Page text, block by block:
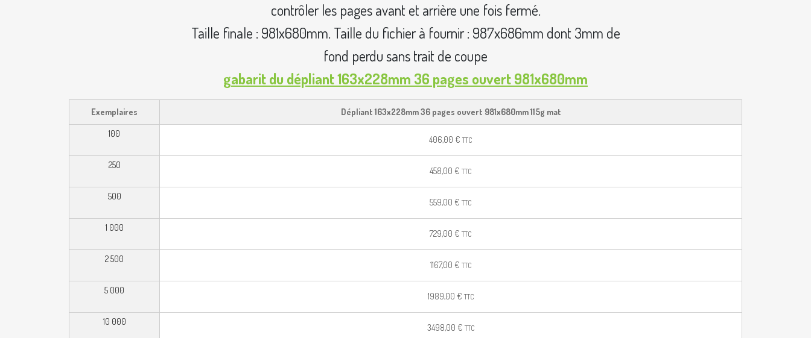
contrôler les pages avant et arrière une fois fermé.
Taille finale : 981x680mm. Taille du fichier à fournir : 987x686mm dont 3mm de
fond perdu sans trait de coupe
gabarit du dépliant 163x228mm 36 pages ouvert 981x680mm
Exemplaires Dépliant 163x228mm 36 pages ouvert 981x680mm 115g mat
100
406,00 € TTC
250
458,00 € TTC
500
559,00 € TTC
1 000
729,00 € TTC
2 500
1167,00 € TTC
5 000
1989,00 € TTC
10 000
3498,00 € TTC